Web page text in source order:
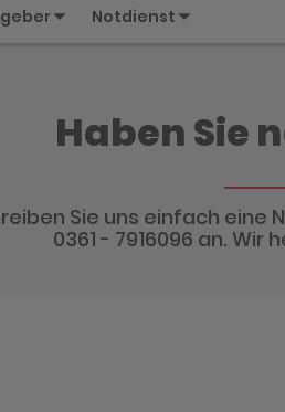
Notdienst
Haben Sie
Sie uns einfach eine
0361 - 7916096 an.